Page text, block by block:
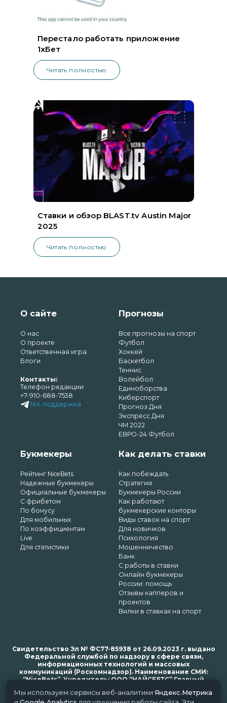
Перестало работать приложение
1хБет
Читать полностью
Ставки и обзор BLAST.tv Austin Major
2025
Читать полностью
О сайте
О нас
О проекте
Ответственная игра
Блоги
Контакты:
Телефон редакции
+7-910-688-7538
Тех. поддержка
Прогнозы
Все прогнозы на спорт
Футбол
Хоккей
Баскетбол
Теннис
Волейбол
Единоборства
Киберспорт
Прогноз Дня
Экспресс Дня
ЧМ 2022
ЕВРО-24 Футбол
Букмекеры
Рейтинг NiceBets
Надежные букмекеры
Официальные букмекеры
С фрибетом
По бонусу
Для мобильных
По коэффициентам
Live
Для статистики
Как делать ставки
Как побеждать
Стратегия
Букмекеры России
Как работают
букмекерские конторы
Виды ставок на спорт
Для новичков
Психология
Мошенничество
Банк
С работы в ставки
Онлайн букмекеры
России: помощь
Отзывы капперов и
проектов
Вилки в ставках на спорт
Свидетельство Эл № ФС77-85938 от 26.09.2023 г. выдано
Федеральной службой по надзору в сфере связи,
информационных технологий и массовых
коммуникаций (Роскомнадзор). Наименование СМИ:
“NiceBets”. Учредитель: ООО “НАЙСБЕТС” Главный
bets.ru
Мы используем сервисы веб-аналитики Яндекс.Метрика